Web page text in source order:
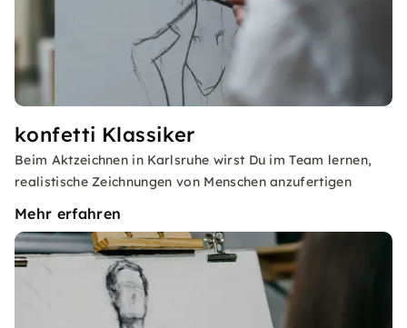
konfetti Klassiker
Beim Aktzeichnen in Karlsruhe wirst Du im Team lernen,
realistische Zeichnungen von Menschen anzufertigen
Mehr erfahren